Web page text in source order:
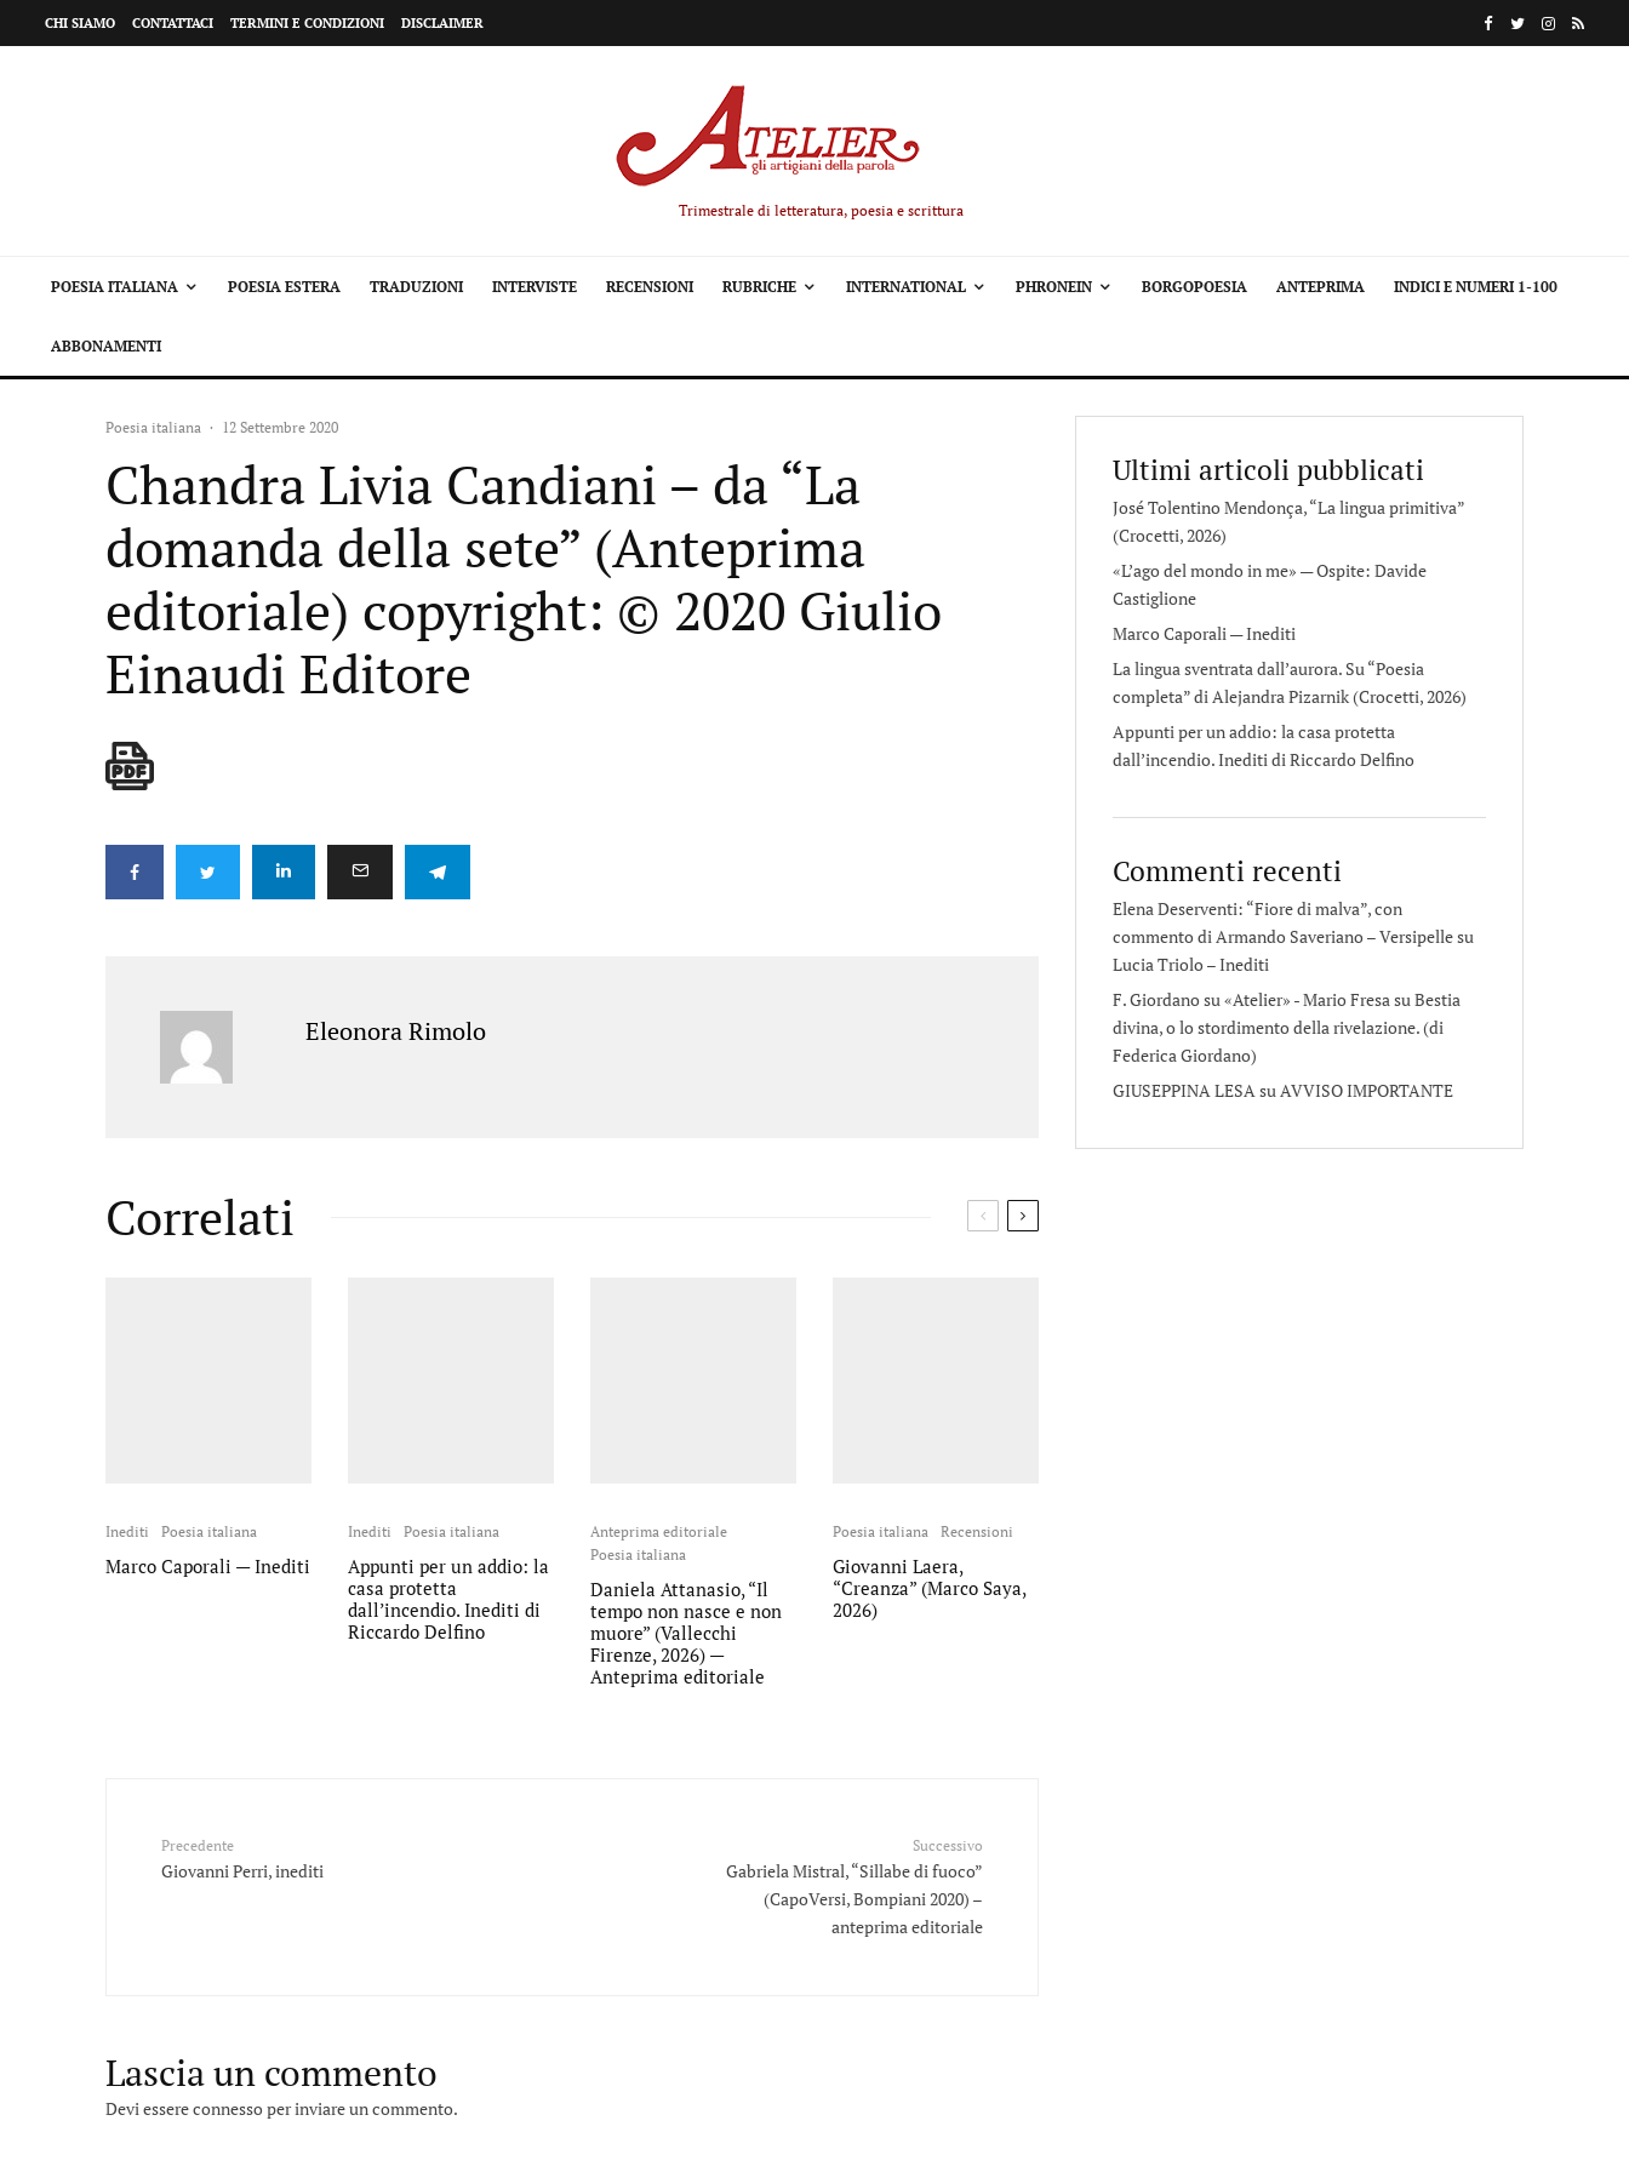
CHI SIAMO CONTATTACI TERMINI E CONDIZIONI DISCLAIMER
Trimestrale di letteratura, poesia e scrittura
POESIA ITALIANA POESIA ESTERA TRADUZIONI INTERVISTE RECENSIONI RUBRICHE INTERNATIONAL PHRONEIN BORGOPOESIA ANTEPRIMA INDICI E NUMERI 1-100
ABBONAMENTI
Poesia italiana · 12 Settembre 2020
Chandra Livia Candiani – da “La
domanda della sete” (Anteprima
editoriale) copyright: © 2020 Giulio
Einaudi Editore
Eleonora Rimolo
Correlati
Inediti Poesia italiana
Marco Caporali — Inediti
Inediti Poesia italiana
Appunti per un addio: la
casa protetta
dall’incendio. Inediti di
Riccardo Delfino
Anteprima editoriale
Poesia italiana
Daniela Attanasio, “Il
tempo non nasce e non
muore” (Vallecchi
Firenze, 2026) —
Anteprima editoriale
Poesia italiana Recensioni
Giovanni Laera,
“Creanza” (Marco Saya,
2026)
Precedente
Giovanni Perri, inediti
Successivo
Gabriela Mistral, “Sillabe di fuoco”
(CapoVersi, Bompiani 2020) –
anteprima editoriale
Lascia un commento
Devi essereconnessoper inviare un commento.
Ultimi articoli pubblicati
José Tolentino Mendonça, “La lingua primitiva”
(Crocetti, 2026)
«L’ago del mondo in me» — Ospite: Davide
Castiglione
Marco Caporali — Inediti
La lingua sventrata dall’aurora. Su “Poesia
completa” di Alejandra Pizarnik (Crocetti, 2026)
Appunti per un addio: la casa protetta
dall’incendio. Inediti di Riccardo Delfino
Commenti recenti
Elena Deserventi: “Fiore di malva”, con
commento di Armando Saveriano – Versipellesu
Lucia Triolo – Inediti
F. Giordano su «Atelier» - Mario FresasuBestia
divina, o lo stordimento della rivelazione. (di
Federica Giordano)
GIUSEPPINA LESAsuAVVISO IMPORTANTE